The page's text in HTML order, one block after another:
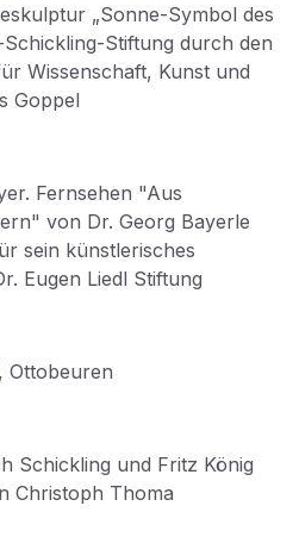
„Sonne-Symbol des
Stiftung durch den
Wissenschaft, Kunst und
Goppel
Fernsehen "Aus
von Dr. Georg Bayerle
sein künstlerisches
Eugen Liedl Stiftung
Ottobeuren
Schickling und Fritz König
Christoph Thoma